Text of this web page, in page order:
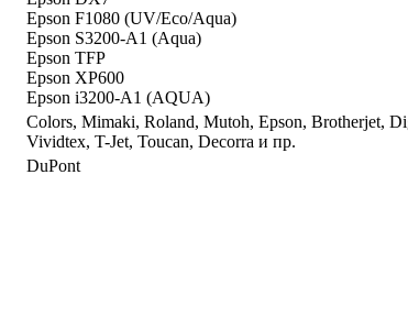
Epson F1080 (UV/Eco/Aqua)
Epson S3200-A1 (Aqua)
Epson TFP
Epson XP600
Epson i3200-A1 (AQUA)
Colors, Mimaki, Roland, Mutoh, Epson, Brotherjet,
Vividtex, T-Jet, Toucan, Decorra и пр.
DuPont